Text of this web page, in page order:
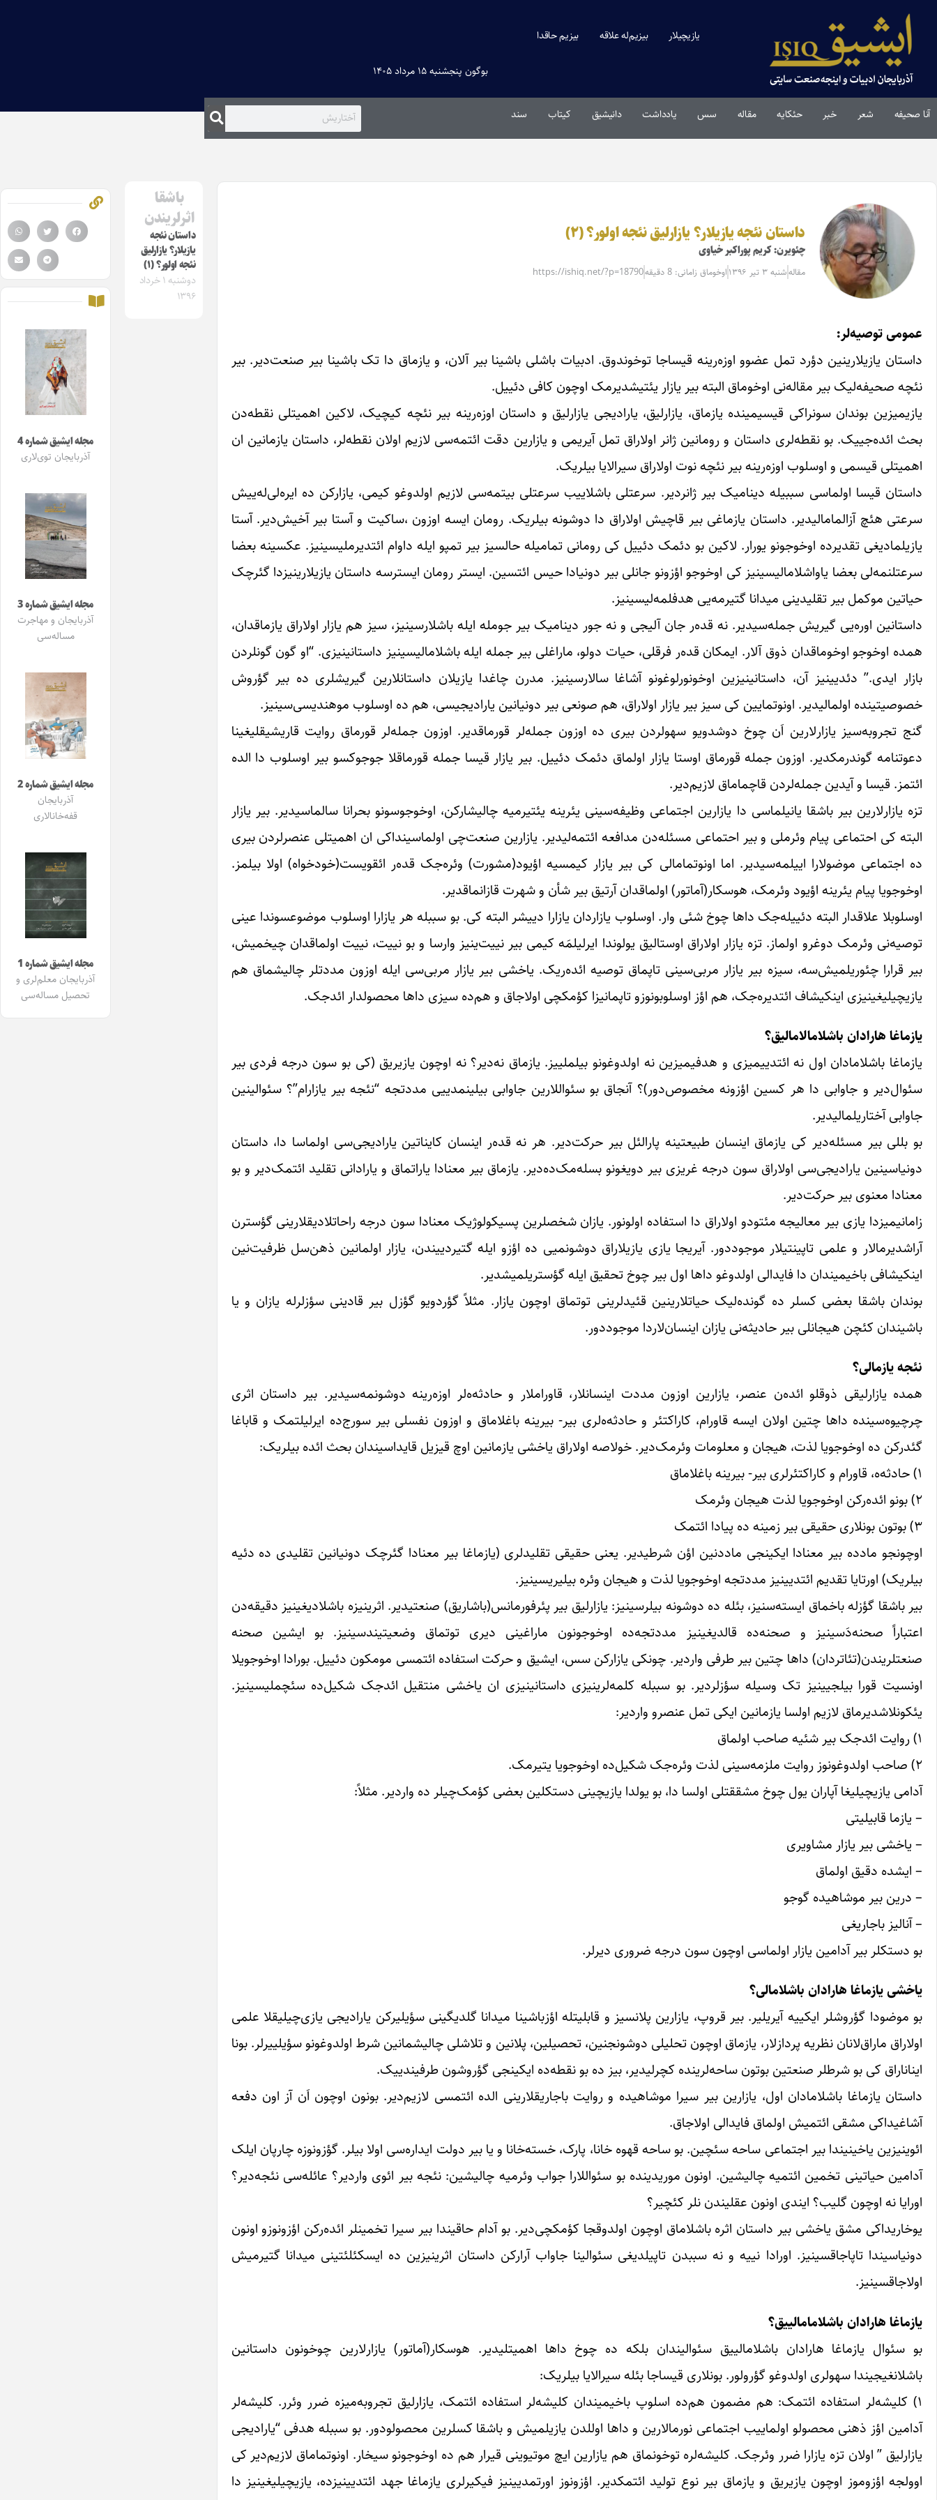
یازیچیلار بیزیم‌له علاقه بیزیم حاقدا
بوگون پنجشنبه ۱۵ مرداد ۱۴۰۵
آنا صحیفه شعر خبر حئکایه مقاله‌ سس یادداشت دانیشیق کیتاب سند
داستان نئجه یازیلار؟ یازارلیق نئجه اولور؟ (۲)
چئویرن: کریم پوراکبر خیاوی
مقاله‌شنبه ۳ تیر ۱۳۹۶ اوخوماق زامانی: 8 دقیقه https://ishiq.net/?p=18790
عمومی توصیه‌لر:
داستان یازیلارینین دؤرد تمل عضوو اوزه‌رینه قیساجا توخوندوق. ادبیات باشلی باشینا بیر آلان، و یازماق دا تک باشینا بیر صنعت‌دیر. بیر
نئچه صحیفه‌لیک بیر مقاله‌نی اوخوماق البته بیر یازار یئتیشدیرمک اوچون کافی دئییل.
یازیمیزین بوندان سونراکی قیسیمینده یازماق، یازارلیق، یارادیجی یازارلیق و داستان اوزه‌رینه بیر نئچه کیچیک، لاکین اهمیتلی نقطه‌دن
بحث ائده‌جییک. بو نقطه‌لری داستان و رومانین ژانر اولاراق تمل آیریمی و یازارین دقت ائتمه‌سی لازیم اولان نقطه‌لر، داستان یازمانین ان
اهمیتلی قیسمی و اوسلوب اوزه‌رینه بیر نئچه نوت اولاراق سیرالایا بیلریک.
داستان قیسا اولماسی سببیله دینامیک بیر ژانردیر. سرعتلی باشلاییب سرعتلی بیتمه‌سی لازیم اولدوغو کیمی، یازارکن ده ایره‌لی‌له‌ییش
سرعتی هئچ آزالمامالیدیر. داستان یازماغی بیر قاچیش اولاراق دا دوشونه بیلریک. رومان ایسه اوزون ،ساکیت و آستا بیر آخیش‌دیر. آستا
یازیلمادیغی تقدیرده اوخوجونو یورار. لاکین بو دئمک دئییل کی رومانی تمامیله حالسیز بیر تمپو ایله داوام ائتدیرملیسینیز. عکسینه بعضا
سرعتلنمه‌لی بعضا یاواشلامالیسینیز کی اوخوجو اؤزونو جانلی بیر دونیادا حیس ائتسین. ایستر رومان ایستر‌سه داستان یازیلارینیزدا گئرچک
حیاتین موکمل بیر تقلیدینی میدانا گتیرمه‌یی هدفلمه‌لیسینیز.
داستانین اوره‌یی گیریش جمله‌سیدیر. نه قده‌ر جان آلیجی و نه جور دینامیک بیر جومله ایله باشلارسینیز، سیز هم یازار اولاراق یازماقدان،
همده اوخوجو اوخوماقدان ذوق آلار. ایمکان قده‌ر فرقلی، حیات دولو، ماراغلی بیر جمله ایله باشلامالیسینیز داستانینیزی. “او گون گونلردن
بازار ایدی.” دئدیینیز آن، داستانینیزین اوخونورلوغونو آشاغا سالارسینیز. مدرن چاغدا یازیلان داستانلارین گیریشلری ده بیر گؤروش
خصوصیتینده اولمالیدیر. اونوتمایین کی سیز بیر یازار اولاراق، هم صونعی بیر دونیانین یارادیجیسی، هم ده اوسلوب موهندیسی‌سینیز.
گنج تجروبه‌سیز یازارلارین اَن چوخ دوشدویو سهولردن بیری ده اوزون جمله‌لر قورماقدیر. اوزون جمله‌لر قورماق روایت قاریشیقلیغینا
دعوتنامه گوندرمکدیر. اوزون جمله قورماق اوستا یازار اولماق دئمک دئییل. بیر یازار قیسا جمله قورماقلا جوجوکسو بیر اوسلوب دا الده
ائتمز. قیسا و آیدین جمله‌لردن قاچماماق لازیم‌دیر.
تزه یازارلارین بیر باشقا یانیلماسی دا یازارین اجتماعی وظیفه‌سینی یئرینه یئتیرمیه چالیشارکن، اوخوجوسونو بحرانا سالماسیدیر. بیر یازار
البته کی احتماعی پیام وئرملی و بیر احتماعی مسئله‌دن مدافعه ائتمه‌لیدیر. یازارین صنعت‌چی اولماسینداکی ان اهمیتلی عنصرلردن بیری
ده اجتماعی موضولارا اییلمه‌سیدیر. اما اونوتمامالی کی بیر یازار کیمسیه اؤیود(مشورت) وئره‌جک قده‌ر ائقویست(خودخواه) اولا بیلمز.
اوخوجویا پیام یئرینه اؤیود وئرمک، هوسکار(آماتور) اولماقدان آرتیق بیر شأن و شهرت قازانماقدیر.
اوسلوبلا علاقدار البته دئییله‌جک داها چوخ شئی وار. اوسلوب یازاردان یازارا دییشر البته کی. بو سببله هر یازارا اوسلوب موضوعسوندا عینی
توصیه‌نی وئرمک دوغرو اولماز. تزه یازار اولاراق اوستالیق یولوندا ایر‌لیلمَه کیمی بیر نییت‌ینیز وارسا و بو نییت، نییت اولماقدان چیخمیش،
بیر قرارا چئوریلمیش‌سه، سیزه بیر یازار مربی‌سینی تاپماق توصیه ائده‌ریک. یاخشی بیر یازار مربی‌سی ایله اوزون مددتلر چالیشماق هم
یازیچیلیغینیزی اینکیشاف ائتدیره‌جک، هم اؤز اوسلوبونوزو تاپمانیزا کؤمکچی اولاجاق و هم‌ده سیزی داها محصولدار ائد‌جک.
یازماغا هارادان باشلامالامالیق؟
یازماغا باشلامادان اول نه ائتدییمیزی و هدفیمیزین نه اولدوغونو بیلملییز. یازماق نه‌دیر؟ نه اوچون یازیریق (کی بو سون درجه فردی بیر
سئوال‌دیر و جاوابی دا هر کسین اؤزونه مخصوص‌دور)؟ آنجاق بو سئواللارین جاوابی بیلینمدییی مددتجه “نئجه بیر یازارام”؟ سئوالینین
جاوابی آختاریلمالیدیر.
بو بللی بیر مسئله‌دیر کی یازماق اینسان طبیعتینه پارالئل بیر حرکت‌دیر. هر نه قده‌ر اینسان کایناتین یارادیجی‌سی اولماسا دا، داستان
دونیاسینین یارادیجی‌سی اولاراق سون درجه غریزی بیر دویغونو بسله‌مک‌ده‌دیر. یازماق بیر معنادا یاراتماق و یارادانی تقلید ائتمک‌دیر و بو
معنادا معنوی بیر حرکت‌دیر.
زامانیمیزدا یازی بیر معالیجه مئتودو اولاراق دا استفاده اولونور. یازان شخصلرین پسیکولوژیک معنادا سون درجه راحاتلادیقلارینی گؤسترن
آراشدیرمالار و علمی تاپینتیلار موجوددور. آیریجا یازی یازیلاراق دوشونمیی ده اؤزو ایله گتیردییندن، یازار اولمانین ذهن‌سل ظرفیت‌نین
اینکیشافی باخیمیندان دا فایدالی اولدوغو داها اول بیر چوخ تحقیق ایله گؤستریلمیشدیر.
بوندان باشقا بعضی کسلر ده گونده‌لیک حیاتلارینین قئیدلرینی توتماق اوچون یازار. مثلاً گؤردویو گؤزل بیر قادینی سؤزلرله یازان و یا
باشیندان کئچن هیجانلی بیر حادیثه‌نی یازان اینسان‌لاردا موجوددور.
نئجه یازمالی؟
همده یازارلیقی ذوقلو ائده‌ن عنصر، یازارین اوزون مددت اینسانلار، قاوراملار و حادثه‌ه‌لر اوزه‌رینه دوشونمه‌سیدیر. بیر داستان اثری
چرچیوه‌سینده داها چتین اولان ایسه قاورام، کاراکتئر و حادثه‌ه‌لری بیر- بیرینه باغلاماق و اوزون نفسلی بیر سورج‌ده ایرلیلتمک و قاباغا
گئدرکن ده اوخوجویا لذت، هیجان و معلومات وئرمک‌دیر. خولاصه اولاراق یاخشی یازمانین اوچ قیزیل قایداسیندان بحث ائده بیلریک:
۱) حادثه‌ه، قاورام و کاراکتئرلری بیر- بیرینه باغلاماق
۲) بونو ائده‌رکن اوخوجویا لذت هیجان وئرمک
۳) بوتون بونلاری حقیقی بیر زمینه ده پیادا ائتمک
اوچونجو مادده بیر معنادا ایکینجی ماددنین اؤن شرطیدیر. یعنی حقیقی تقلیدلری (یازماغا بیر معنادا گئرچک دونیانین تقلیدی ده دئیه
بیلریک) اورتایا تقدیم ائتدیینیز مددتجه اوخوجویا لذت و هیجان وئره بیلیریسینیز.
بیر باشقا گؤزله باخماق ایسته‌سنیز، بئله ده دوشونه بیلرسینیز: یازارلیق بیر پئرفورمانس(باشاریق) صنعتیدیر. اثرینیزه باشلادیغینیز دقیقه‌دن
اعتباراً صحنه‌دَسینیز و صحنه‌‌ده قالدیغینیز مددتجه‌ده اوخوجونون ماراغینی دیری توتماق وضعیتیندسینیز. بو ایشین صحنه
صنعتلریندن(تئاتردان) داها چتین بیر طرفی واردیر. چونکی یازارکن سس، ایشیق و حرکت استفاده ائتمسی مومکون دئییل. بورادا اوخوجویلا
اونسیت قورا بیلجیینیز تک وسیله سؤزلردیر. بو سببله کلمه‌لرینیزی داستانینیزی ان یاخشی منتقیل ائدجک شکیل‌ده سئچملیسینیز.
یئکونلاشدیرماق لازیم اولسا یازمانین ایکی تمل عنصرو واردیر:
۱) روایت ائد‌جک بیر شئیه صاحب اولماق
۲) صاحب اولدوغونوز روایت ملزمه‌سینی لذت وئره‌جک شکیل‌ده اوخوجویا یتیرمک.
آدامی یازیچیلیغا آپاران یول چوخ مشققتلی اولسا دا، بو یولدا یازیچینی دستکلین بعضی کؤمک‌چیلر ده واردیر. مثلاً:
– یازما قابیلیتی
– یاخشی بیر یازار مشاویری
– ایشده دقیق اولماق
– درین بیر موشاهیده گوجو
– آنالیز باجاریغی
بو دستکلر بیر آدامین یازار اولماسی اوچون سون درجه ضروری دیرلر.
یاخشی یازماغا هارادان باشلامالی؟
بو موضودا گؤروشلر ایکییه آیریلیر. بیر قروپ، یازارین پلانسیز و قابلیتله اؤزباشینا میدانا گلدیگینی سؤیلیرکن یارادیجی یازی‌چیلیقلا علمی
اولاراق ماراق‌لانان نظریه پردازلار، یازماق اوچون تحلیلی دوشونجنین، تحصیلین، پلانین و تلاشلی چالیشمانین شرط اولدوغونو سؤیلییرلر. بونا
ایناناراق کی بو شرطلر صنعتین بوتون ساحه‌لرینده کچرلیدیر، بیز ده بو نقطه‌ده ایکینجی گؤروشون طرفیندییک.
داستان یازماغا باشلامادان اول، یازارین بیر سیرا موشاهیده و روایت باجاریقلارینی الده ائتمسی لازیم‌دیر. بونون اوچون اَن آز اون دفعه
آشاغیداکی مشقی ائتمیش اولماق فایدالی اولاجاق.
ائوینیزین یاخینیندا بیر اجتماعی ساحه سئچین. بو ساحه قهوه خانا، پارک، خسته‌خانا و یا بیر دولت ایداره‌سی اولا بیلر. گؤزونوزه چارپان ایلک
آدامین حیاتینی تخمین ائتمیه چالیشین. اونون موریدینده بو سئواللارا جواب وئرمیه چالیشین: نئجه بیر ائوی واردیر؟ عائله‌سی نئجه‌دیر؟
اورایا نه اوچون گلیب؟ ایندی اونون عقلیندن نلر کئچیر؟
یوخاریداکی مشق یاخشی بیر داستان اثره باشلاماق اوچون اولدوقجا کؤمکچی‌دیر. بو آدام حاقیندا بیر سیرا تخمینلر ائده‌رکن اؤزونوزو اونون
دونیاسیندا تاپاجاقسینیز. اورادا نییه و نه سببدن تاپیلدیغی سئوالینا جاواب آرارکن داستان اثرینیزین ده ایسکئلئتینی میدانا گتیرمیش
اولاجاقسینیز.
یازماغا هارادان باشلامامالییق؟
بو سئوال یازماغا هارادان باشلامالییق سئوالیندان بلکه ده چوخ داها اهمیتلیدیر. هوسکار(آماتور) یازارلارین چوخونون داستانین
باشلانغیجیندا سهولری اولدوغو گؤرولور. بونلاری قیساجا بئله سیرالایا بیلریک:
۱) کلیشه‌لر استفاده ائتمک: هم مضمون هم‌ده اسلوپ باخیمیندان کلیشه‌لر استفاده ائتمک، یازارلیق تجروبه‌میزه ضرر وئرر. کلیشه‌لر
آدامین اؤز ذهنی محصولو اولماییب اجتماعی نورمالارین و داها اوللدن یازیلمیش و باشقا کسلرین محصولودور. بو سببله هدفی “یارادیجی
یازارلیق ” اولان تزه یازارا ضرر وئرجک. کلیشه‌لره توخونماق هم یازارین ایچ موتیوینی قیرار هم ده اوخوجونو سیخار. اونوتماماق لازیم‌دیر کی
اوولجه اؤزوموز اوچون یازیریق و یازماق بیر نوع تولید ائتمکدیر. اؤزونوز اورتمدیینیز فیکیرلری یازماغا جهد ائتدیینیزده، یازیچیلیغینیز دا
باشقا
اثرلریندن
داستان نئجه
یازیلار؟ یازارلیق
نئجه اولور؟ (۱)
دوشنبه ۱ خرداد
۱۳۹۶
مجله ایشیق شماره 4
آذربایجان توی‌لاری
مجله ایشیق شماره 3
آذربایجان و مهاجرت
مساله‌سی
مجله ایشیق شماره 2
آذربایجان
قفه‌خانالاری
مجله ایشیق شماره 1
آذربایجان معلم‌لری و
تحصیل مساله‌سی